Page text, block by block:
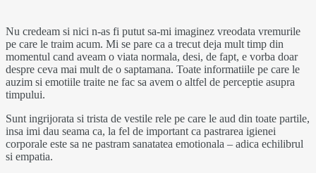
Nu credeam si nici n-as fi putut sa-mi imaginez vreodata vremurile
pe care le traim acum. Mi se pare ca a trecut deja mult timp din
momentul cand aveam o viata normala, desi, de fapt, e vorba doar
despre ceva mai mult de o saptamana. Toate informatiile pe care le
auzim si emotiile traite ne fac sa avem o altfel de perceptie asupra
timpului.
Sunt ingrijorata si trista de vestile rele pe care le aud din toate partile,
insa imi dau seama ca, la fel de important ca pastrarea igienei
corporale este sa ne pastram sanatatea emotionala – adica echilibrul
si empatia.